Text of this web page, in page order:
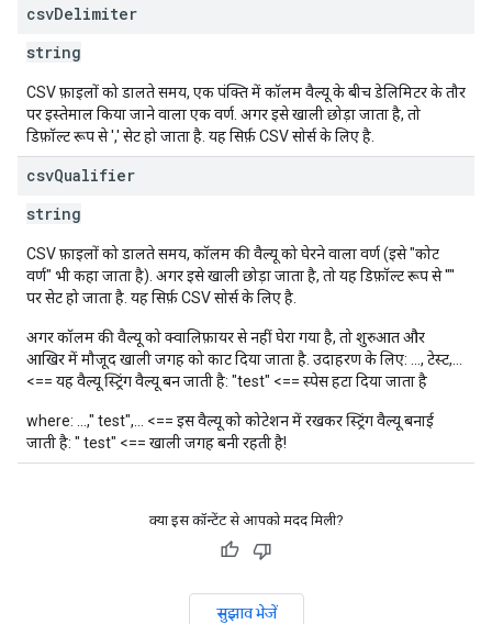
csvDelimiter
string
CSV फ़ाइलों को डालते समय, एक पंक्ति में कॉलम वैल्यू के बीच डेलिमिटर के तौर
पर इस्तेमाल किया जाने वाला एक वर्ण. अगर इसे खाली छोड़ा जाता है, तो
डिफ़ॉल्ट रूप से ',' सेट हो जाता है. यह सिर्फ़ CSV सोर्स के लिए है.
csvQualifier
string
CSV फ़ाइलों को डालते समय, कॉलम की वैल्यू को घेरने वाला वर्ण (इसे "कोट
वर्ण" भी कहा जाता है). अगर इसे खाली छोड़ा जाता है, तो यह डिफ़ॉल्ट रूप से '"'
पर सेट हो जाता है. यह सिर्फ़ CSV सोर्स के लिए है.
अगर कॉलम की वैल्यू को क्वालिफ़ायर से नहीं घेरा गया है, तो शुरुआत और
आखिर में मौजूद खाली जगह को काट दिया जाता है. उदाहरण के लिए: ..., टेस्ट,...
<== यह वैल्यू स्ट्रिंग वैल्यू बन जाती है: "test" <== स्पेस हटा दिया जाता है
where: ...," test",... <== इस वैल्यू को कोटेशन में रखकर स्ट्रिंग वैल्यू बनाई
जाती है: " test" <== खाली जगह बनी रहती है!
क्या इस कॉन्टेंट से आपको मदद मिली?
सुझाव भेजें